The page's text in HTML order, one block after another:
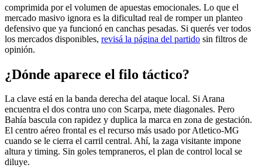
comprimida por el volumen de apuestas emocionales. Lo que el
mercado masivo ignora es la dificultad real de romper un planteo
defensivo que ya funcionó en canchas pesadas. Si querés ver todos
los mercados disponibles, revisá la página del partido sin filtros de
opinión.
¿Dónde aparece el filo táctico?
La clave está en la banda derecha del ataque local. Si Arana
encuentra el dos contra uno con Scarpa, mete diagonales. Pero
Bahía bascula con rapidez y duplica la marca en zona de gestación.
El centro aéreo frontal es el recurso más usado por Atletico-MG
cuando se le cierra el carril central. Ahí, la zaga visitante impone
altura y timing. Sin goles tempraneros, el plan de control local se
diluye.